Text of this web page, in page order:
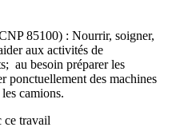
85100) : Nourrir, soigner,
aux activités de
au besoin préparer les
ponctuellement des machines
camions.
ce travail